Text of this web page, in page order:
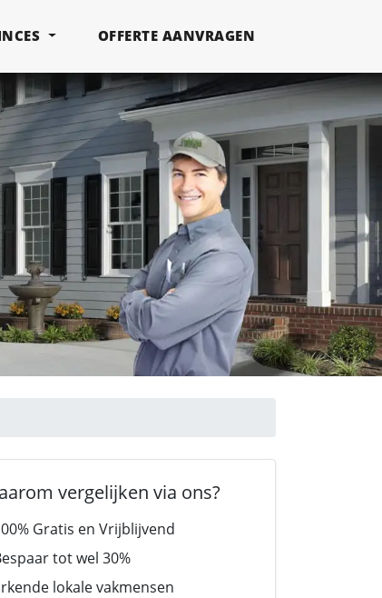
OFFERTE AANVRAGEN
vergelijken via ons?
Gratis en Vrijblijvend
tot wel 30%
lokale vakmensen